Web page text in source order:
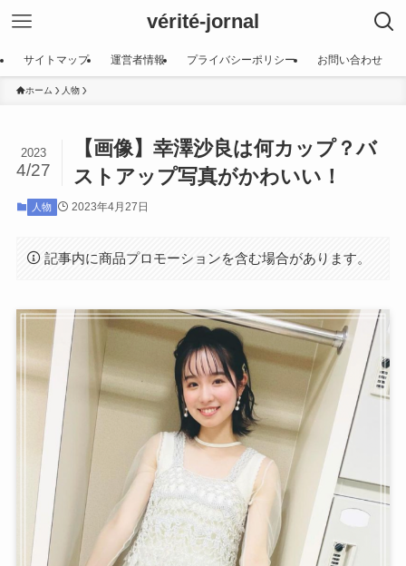
vérité-jornal
サイトマップ 運営者情報 プライバシーポリシー お問い合わせ
ホーム 人物
【画像】幸澤沙良は何カップ？バ
ストアップ写真がかわいい！
2023
4/27
人物 2023年4月27日
記事内に商品プロモーションを含む場合があります。